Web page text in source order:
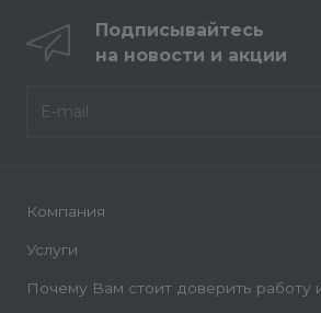
Подписывайтесь
на новости и акции
Компания
Услуги
Почему Вам стоит доверить работу